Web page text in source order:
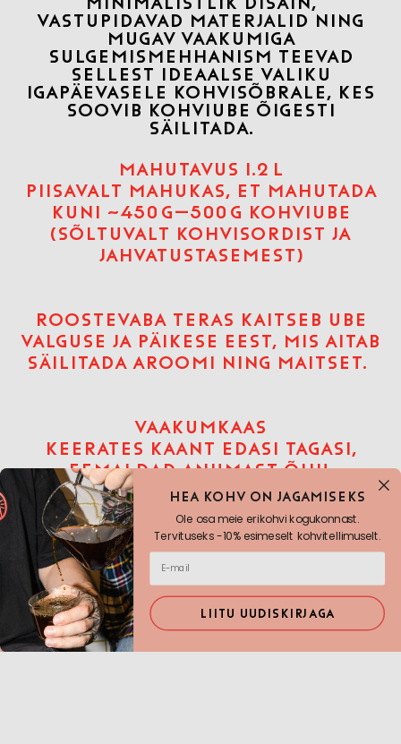
VASTUPIDAVAD MATERJALID NING
MUGAV VAAKUMIGA
SULGEMISMEHHANISM TEEVAD
SELLEST IDEAALSE VALIKU
IGAPÄEVASELE KOHVISÕBRALE, KES
SOOVIB KOHVIUBE ÕIGESTI
SÄILITADA.
MAHUTAVUS 1.2 L
PIISAVALT MAHUKAS, ET MAHUTADA
KUNI ~450 G–500 G KOHVIUBE
(SÕLTUVALT KOHVISORDIST JA
JAHVATUSTASEMEST)
ROOSTEVABA TERAS KAITSEB UBE
VALGUSE JA PÄIKESE EEST, MIS AITAB
SÄILITADA AROOMI NING MAITSET.
VAAKUMKAAS
KEERATES KAANT EDASI TAGASI,
EEMALDAD ANUMAST ÕHU.
SILIKONIST TIHEND HOIAB ÄRA
NIISKUSE, LÕHNADE JA VÄLISE ÕHU
LIGIPÄÄSU, MADALDADES
OKSÜDATSIOONI NING TAGAB ET
OAD PÜSIVAD VÄRSKENA
Hea KOHV ON JAGAMISEKS
Ole osa meie erikohvi kogukonnast.
Tervituseks -10% esimeselt kohvitellimuselt.
LIITU UUDISKIRJAGA